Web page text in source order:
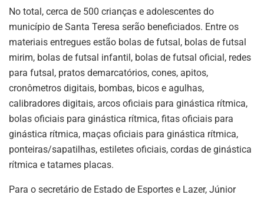
No total, cerca de 500 crianças e adolescentes do
município de Santa Teresa serão beneficiados. Entre os
materiais entregues estão bolas de futsal, bolas de futsal
mirim, bolas de futsal infantil, bolas de futsal oficial, redes
para futsal, pratos demarcatórios, cones, apitos,
cronômetros digitais, bombas, bicos e agulhas,
calibradores digitais, arcos oficiais para ginástica rítmica,
bolas oficiais para ginástica rítmica, fitas oficiais para
ginástica rítmica, maças oficiais para ginástica rítmica,
ponteiras/sapatilhas, estiletes oficiais, cordas de ginástica
rítmica e tatames placas.
Para o secretário de Estado de Esportes e Lazer, Júnior